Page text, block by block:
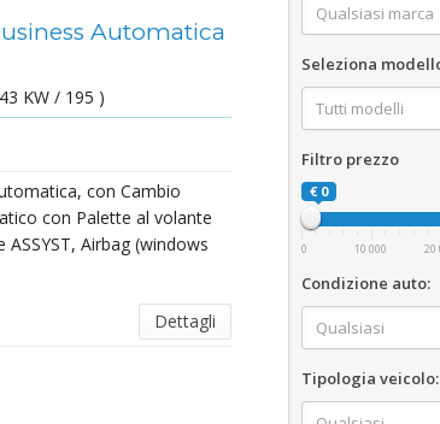
Automatica
KW / 195 )
con Cambio
con Palette al volante
Airbag (windows
Dettagli
Seleziona
Filtro prezzo
€ 0
0 10 000 20
Condizione auto:
Tipologia veicolo: